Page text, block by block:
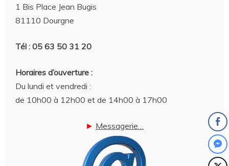
1 Bis Place Jean Bugis
81110 Dourgne
Tél : 05 63 50 31 20
Horaires d’ouverture :
Du lundi et vendredi :
de 10h00 à 12h00 et de 14h00 à 17h00
► Messagerie…